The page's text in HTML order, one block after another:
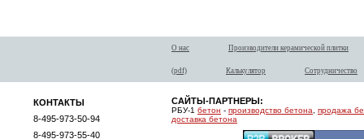
О нас Производители керамической плитки
(pdf) Калькулятор Сотрудничество
КОНТАКТЫ
8-495-973-50-94
8-495-973-55-40
САЙТЫ-ПАРТНЕРЫ:
РБУ-1 бетон - производство бетона
продажа
доставка бетона